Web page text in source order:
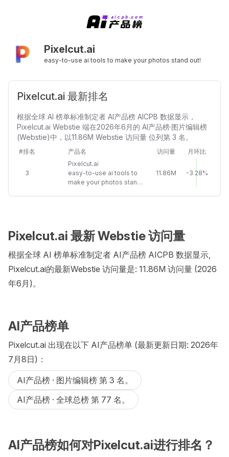
Pixelcut.ai
easy-to-use ai tools to make your photos stand out!
Pixelcut.ai 最新排名
根据全球 AI 榜单标准制定者 AI产品榜 AICPB 数据显示，
Pixelcut.ai Webstie 端在2026年6月的 AI产品榜·图片编辑榜
(Webstie)中，以11.86M Webstie 访问量 位列第 3 名。
#排名 产品名 访问量 月环比
3
Pixelcut.ai
easy-to-use ai tools to
make your photos stand
11.86M -3.28%
Pixelcut.ai 最新 Webstie 访问量
根据全球 AI 榜单标准制定者 AI产品榜 AICPB 数据显示,
Pixelcut.ai的最新Webstie 访问量是: 11.86M 访问量 (2026
年6月)。
AI产品榜单
Pixelcut.ai 出现在以下 AI产品榜单 (最新更新日期: 2026年
7月8日)：
AI产品榜 · 图片编辑榜 第 3 名。
AI产品榜 · 全球总榜 第 77 名。
AI产品榜如何对Pixelcut.ai进行排名？